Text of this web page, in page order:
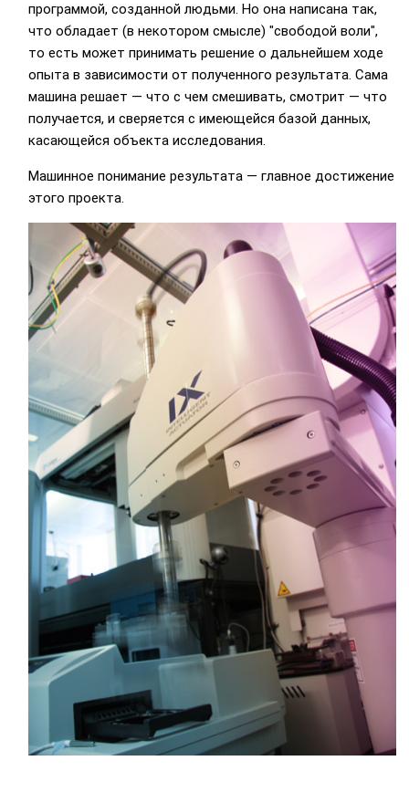
программой, созданной людьми. Но она написана так,
что обладает (в некотором смысле) "свободой воли",
то есть может принимать решение о дальнейшем ходе
опыта в зависимости от полученного результата. Сама
машина решает — что с чем смешивать, смотрит — что
получается, и сверяется с имеющейся базой данных,
касающейся объекта исследования.
Машинное понимание результата — главное достижение
этого проекта.